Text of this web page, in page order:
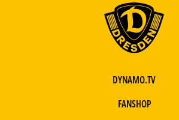
DYNAMO.TV
FANSHOP